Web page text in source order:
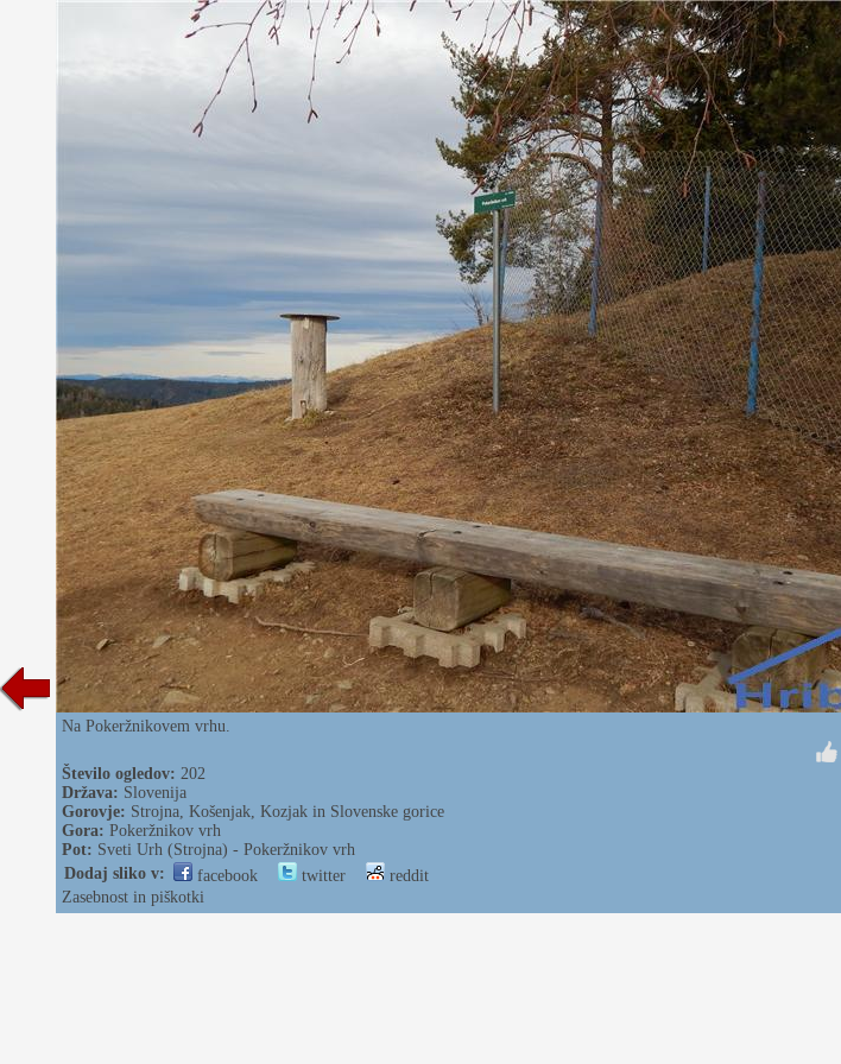
Na Pokeržnikovem vrhu.
Število ogledov: 202
Država: Slovenija
Gorovje: Strojna, Košenjak, Kozjak in Slovenske gorice
Gora: Pokeržnikov vrh
Pot: Sveti Urh (Strojna) - Pokeržnikov vrh
Dodaj sliko v:
facebook twitter
reddit
Zasebnost in piškotki